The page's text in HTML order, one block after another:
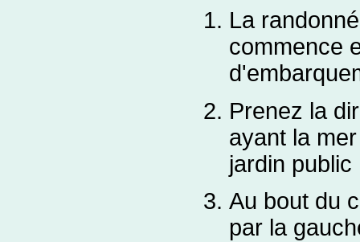
La
commence
Prenez la
ayant la
jardin public
Au bout du
par la